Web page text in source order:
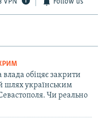
VPN Follow us
влада обіцяє закрити
шлях українським
Чи реально